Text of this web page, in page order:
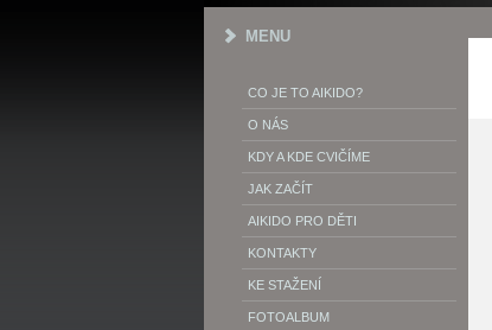
MENU
CO JE TO AIKIDO?
O NÁS
KDY A KDE CVIČÍME
JAK ZAČÍT
AIKIDO PRO DĚTI
KONTAKTY
KE STAŽENÍ
FOTOALBUM